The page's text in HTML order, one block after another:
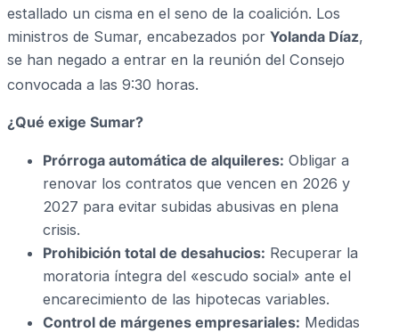
estallado un cisma en el seno de la coalición. Los
ministros de Sumar, encabezados por Yolanda Díaz,
se han negado a entrar en la reunión del Consejo
convocada a las 9:30 horas.
¿Qué exige Sumar?
Prórroga automática de alquileres: Obligar a
renovar los contratos que vencen en 2026 y
2027 para evitar subidas abusivas en plena
crisis.
Prohibición total de desahucios: Recuperar la
moratoria íntegra del «escudo social» ante el
encarecimiento de las hipotecas variables.
Control de márgenes empresariales: Medidas